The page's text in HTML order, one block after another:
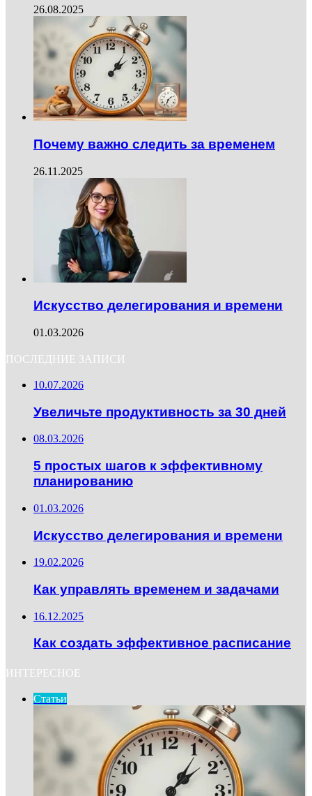
26.08.2025
Почему важно следить за временем
26.11.2025
Искусство делегирования и времени
01.03.2026
ПОСЛЕДНИЕ ЗАПИСИ
10.07.2026
Увеличьте продуктивность за 30 дней
08.03.2026
5 простых шагов к эффективному
планированию
01.03.2026
Искусство делегирования и времени
19.02.2026
Как управлять временем и задачами
16.12.2025
Как создать эффективное расписание
ИНТЕРЕСНОЕ
Статьи